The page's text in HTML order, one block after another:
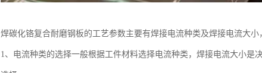
焊碳化铬复合耐磨钢板的工艺参数主要有焊接电流种类及焊接电流大小
1、电流种类的选择一般根据工件材料选择电流种类，焊接电流大小